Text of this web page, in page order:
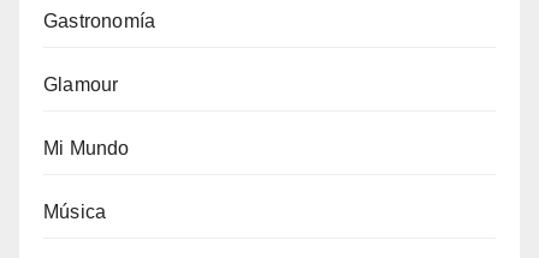
Gastronomía
Glamour
Mi Mundo
Música